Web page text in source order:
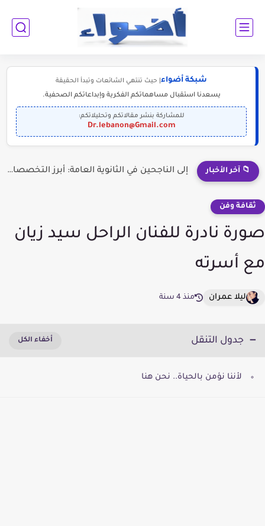
شبكة أضواء | حيث تنتهي الشائعات وتبدأ الحقيقة
يسعدنا استقبال مساهماتكم الفكرية وإبداعاتكم الصحفية.
للمشاركة بنشر مقالاتكم وتحليلاتكم:
Dr.lebanon@Gmail.com
📁 آخر الأخبار إلى الناجحين في الثانوية العامة: أبرز التخصصات المطلوبة للمستقبل (2030-2050)
ثقافة وفن
صورة نادرة للفنان الراحل سيد زيان
مع أسرته
ليلا عمران منذ 4 سنة
جدول التنقل
لأننا نؤمن بالحياة.. نحن هنا